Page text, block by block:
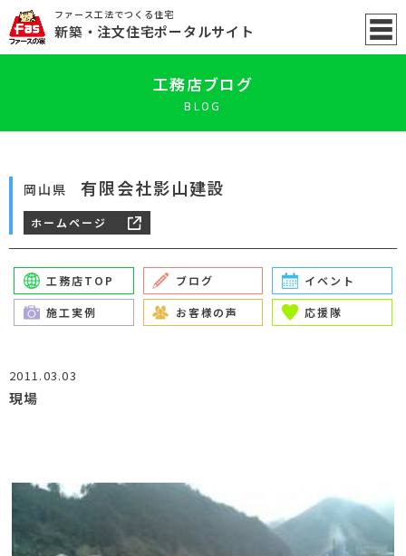
ファース工法でつくる住宅
新築 ・注文住宅ポータルサイト
工務店ブログ
BLOG
岡山県 有限会社影山建設
ホームページ
工務店TOP ブログ イベント
施工実例 お客様の声 応援隊
2011.03.03
現場